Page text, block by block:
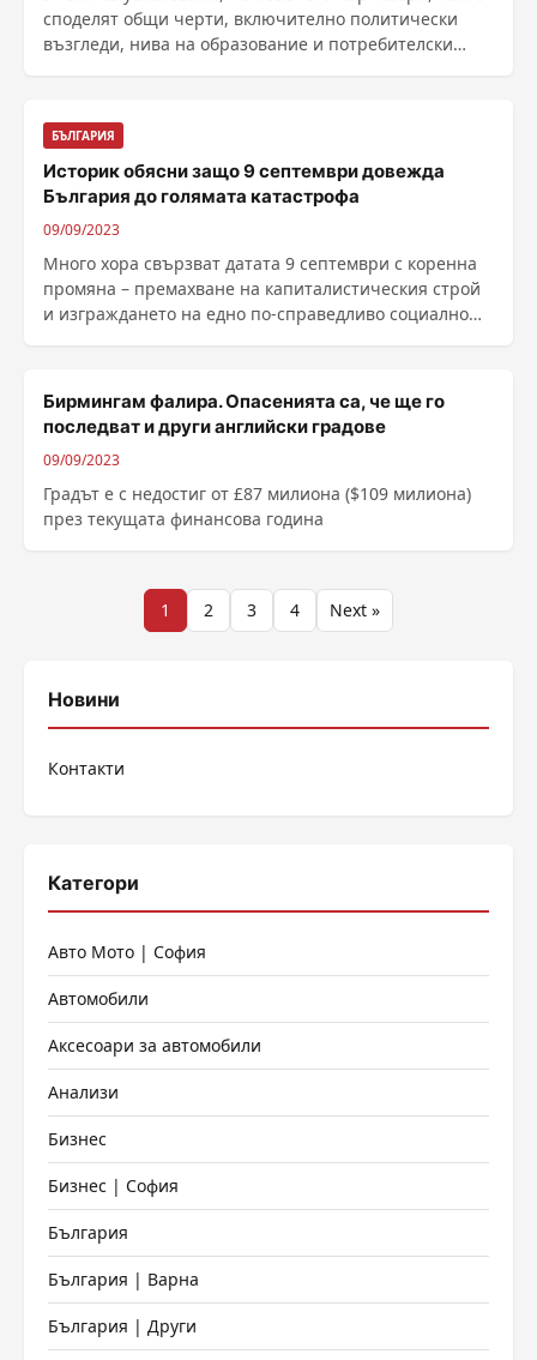
споделят общи черти, включително политически
възгледи, нива на образование и потребителски
БЪЛГАРИЯ
Историк обясни защо 9 септември довежда
България до голямата катастрофа
09/09/2023
Много хора свързват датата 9 септември с коренна
промяна – премахване на капиталистическия строй
и изграждането на едно по-справедливо социално
Бирмингам фалира. Опасенията са, че ще го
последват и други английски градове
09/09/2023
Градът е с недостиг от £87 милиона ($109 милиона)
през текущата финансова година
Разделяне
публикациите
1 2 3 4 Next »
Новини
Контакти
Категори
Авто Мото | София
Автомобили
Аксесоари за автомобили
Анализи
Бизнес
Бизнес | София
България
България | Варна
България | Други